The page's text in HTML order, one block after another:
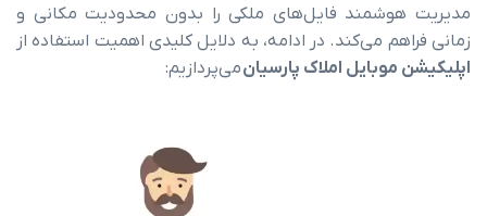
فایل‌هایملکی رابدونمحدودیت مکانیو
می‌کند.درادامه،بهدلایلکلیدیاهمیتاستفادهاز
املاک پارسیانمی‌پردازیم: